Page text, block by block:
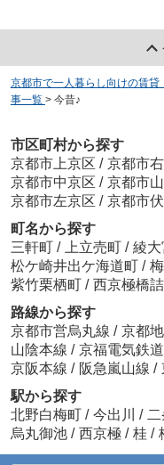
京都市で一人暮らし向けの賃
事一覧 > 今昔♪
市区町村から探す
京都市上京区 / 京都市
京都市中京区 / 京都市
京都市左京区 / 京都市
町名から探す
三軒町 / 上立売町 / 綾
松ケ崎井出ケ海道町 /
紫竹栗栖町 / 西京極橋
路線から探す
京都市営烏丸線 / 京都
山陰本線 / 京福電気鉄
京阪本線 / 阪急嵐山線 /
駅から探す
北野白梅町 / 今出川 /
烏丸御池 / 西京極 / 桂 /